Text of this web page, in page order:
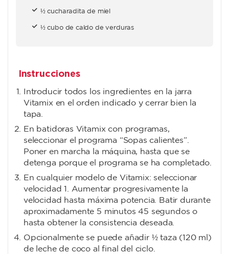
½ cucharadita de miel
½ cubo de caldo de verduras
Instrucciones
Introducir todos los ingredientes en la jarra
Vitamix en el orden indicado y cerrar bien la
tapa.
En batidoras Vitamix con programas,
seleccionar el programa “Sopas calientes”.
Poner en marcha la máquina, hasta que se
detenga porque el programa se ha completado.
En cualquier modelo de Vitamix: seleccionar
velocidad 1. Aumentar progresivamente la
velocidad hasta máxima potencia. Batir durante
aproximadamente 5 minutos 45 segundos o
hasta obtener la consistencia deseada.
Opcionalmente se puede añadir ½ taza (120 ml)
de leche de coco al final del ciclo.